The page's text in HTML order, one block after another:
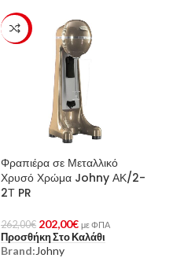
-23%
Φραπιέρα σε Μεταλλικό
Χρυσό Χρώμα Johny ΑΚ/2-
2Τ PR
262,00€ 202,00€ με ΦΠΑ
Προσθήκη Στο Καλάθι
Brand: Johny